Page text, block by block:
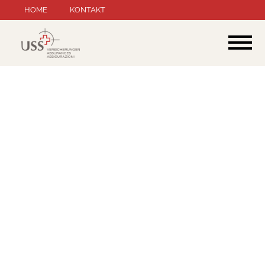
überspringen
HOME KONTAKT